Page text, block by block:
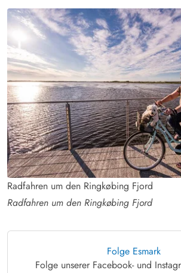
Radfahren um den Ringkøbing Fjord
Radfahren um den Ringkøbing Fjord
Folge Esmark
Folge unserer Facebook- und